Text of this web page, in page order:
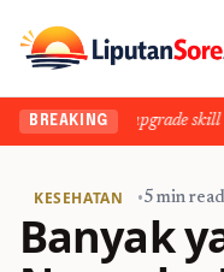
BREAKING
Ingin upgrade skill
KESEHATAN •5 min read
Banyak